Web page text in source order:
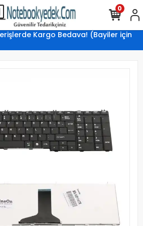
Kargo Bedava! (Bayiler için
0